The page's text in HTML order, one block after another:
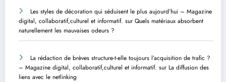
Les styles de décoration qui séduisent le plus aujourd’hui – Magazine
digital, collaboratif,culturel et informatif. sur Quels matériaux absorbent
naturellement les mauvaises odeurs ?
La rédaction de brèves structure-t-elle toujours l’acquisition de trafic ?
– Magazine digital, collaboratif,culturel et informatif. sur La diffusion des
liens avec le netlinking